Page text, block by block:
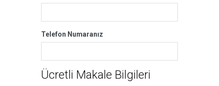
Telefon Numaranız
Ücretli Makale Bilgileri